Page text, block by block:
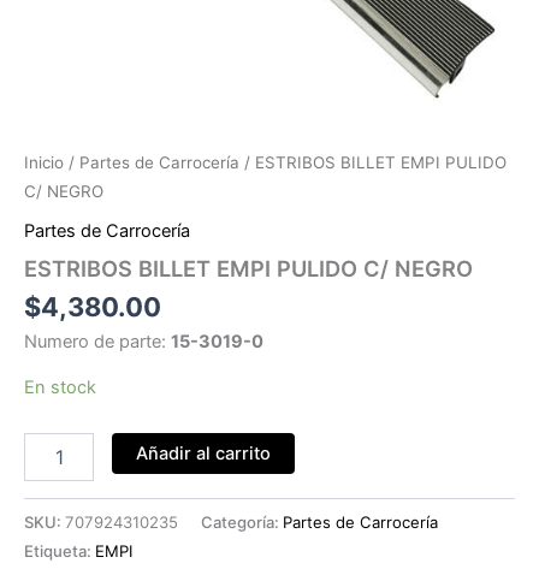
Inicio / Partes de Carrocería / ESTRIBOS BILLET EMPI PULIDO
C/ NEGRO
Partes de Carrocería
ESTRIBOS BILLET EMPI PULIDO C/ NEGRO
$4,380.00
Numero de parte: 15-3019-0
En stock
BILLET
PULIDO
NEGRO
Añadir al carrito
SKU: 707924310235 Categoría: Partes de Carrocería
Etiqueta: EMPI